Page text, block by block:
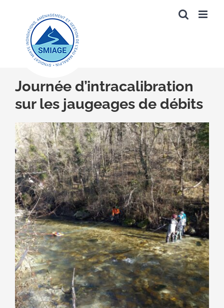
Journée d’intracalibration
sur les jaugeages de débits
Voir
l'image
agrandie